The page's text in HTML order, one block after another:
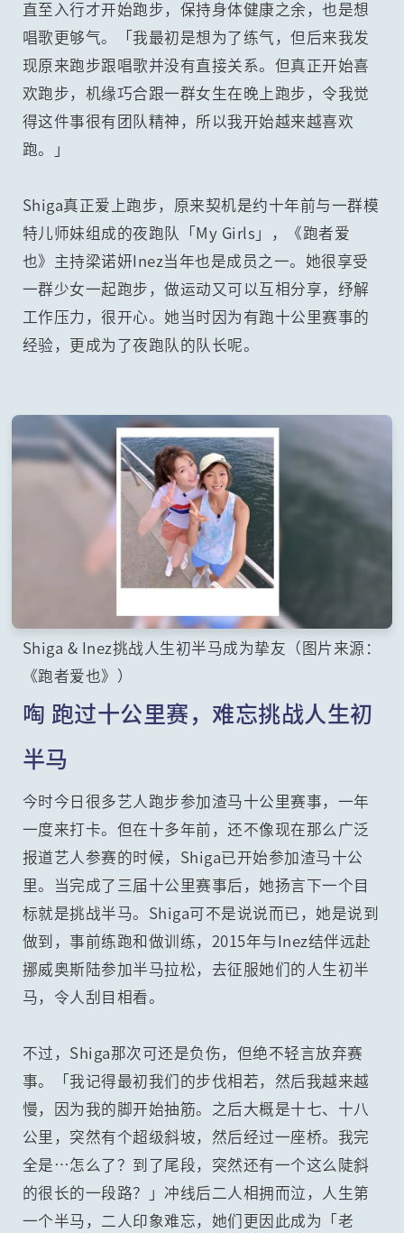
直至入行才开始跑步，保持身体健康之余，也是想
唱歌更够气。「我最初是想为了练气，但后来我发
现原来跑步跟唱歌并没有直接关系。但真正开始喜
欢跑步，机缘巧合跟一群女生在晚上跑步，令我觉
得这件事很有团队精神，所以我开始越来越喜欢
跑。」
Shiga真正爱上跑步，原来契机是约十年前与一群模
特儿师妹组成的夜跑队「My Girls」，《跑者爱
也》主持梁诺妍Inez当年也是成员之一。她很享受
一群少女一起跑步，做运动又可以互相分享，纾解
工作压力，很开心。她当时因为有跑十公里赛事的
经验，更成为了夜跑队的队长呢。
Shiga & Inez挑战人生初半马成为挚友（图片来源：
《跑者爱也》）
啕 跑过十公里赛，难忘挑战人生初
半马
今时今日很多艺人跑步参加渣马十公里赛事，一年
一度来打卡。但在十多年前，还不像现在那么广泛
报道艺人参赛的时候，Shiga已开始参加渣马十公
里。当完成了三届十公里赛事后，她扬言下一个目
标就是挑战半马。Shiga可不是说说而已，她是说到
做到，事前练跑和做训练，2015年与Inez结伴远赴
挪威奥斯陆参加半马拉松，去征服她们的人生初半
马，令人刮目相看。
不过，Shiga那次可还是负伤，但绝不轻言放弃赛
事。「我记得最初我们的步伐相若，然后我越来越
慢，因为我的脚开始抽筋。之后大概是十七、十八
公里，突然有个超级斜坡，然后经过一座桥。我完
全是…怎么了？到了尾段，突然还有一个这么陡斜
的很长的一段路？」冲线后二人相拥而泣，人生第
一个半马，二人印象难忘，她们更因此成为「老